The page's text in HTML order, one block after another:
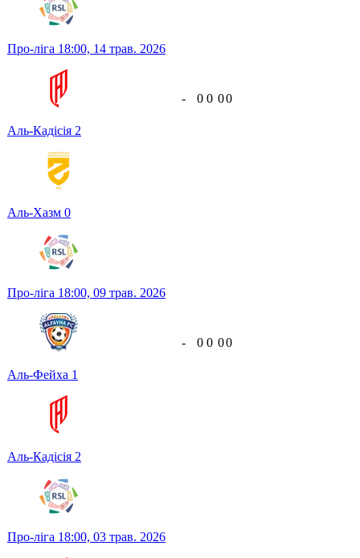
Про-ліга 18:00, 14 трав. 2026
Аль-Кадісія 2
Аль-Хазм 0
- 0 0 00
Про-ліга 18:00, 09 трав. 2026
Аль-Фейха 1
Аль-Кадісія 2
- 0 0 00
Про-ліга 18:00, 03 трав. 2026